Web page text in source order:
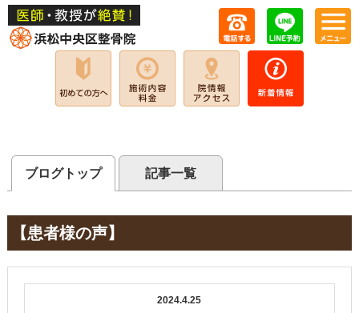
ブログトップ 記事一覧
【患者様の声】
2024.4.25